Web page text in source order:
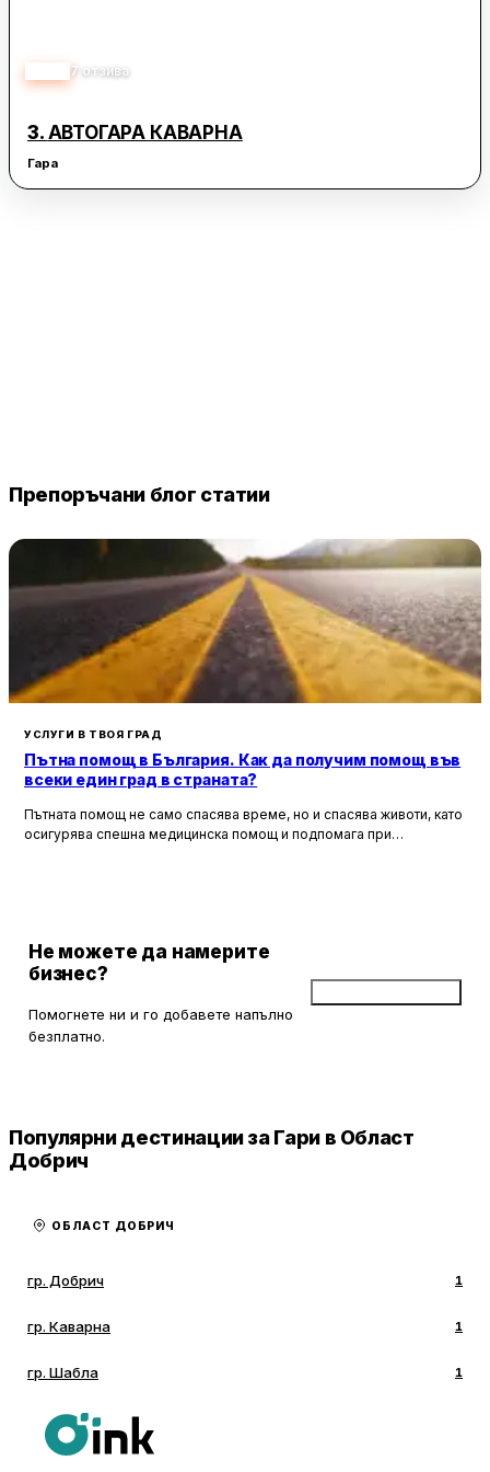
7 отзива
3. АВТОГАРА КАВАРНА
Гара
Препоръчани блог статии
УСЛУГИ В ТВОЯ ГРАД
Пътна помощ в България. Как да получим помощ във
всеки един град в страната?
Пътната помощ не само спасява време, но и спасява животи, като
осигурява спешна медицинска помощ и подпомага при
Не можете да намерите
бизнес?
Помогнете ни и го добавете напълно
безплатно.
Популярни дестинации за Гари в Област
Добрич
ОБЛАСТ ДОБРИЧ
гр. Добрич 1
гр. Каварна 1
гр. Шабла 1